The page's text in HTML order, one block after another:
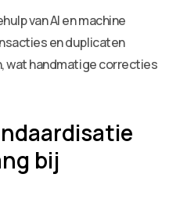
van AI en machine
en duplicaten
wat handmatige correcties
bij